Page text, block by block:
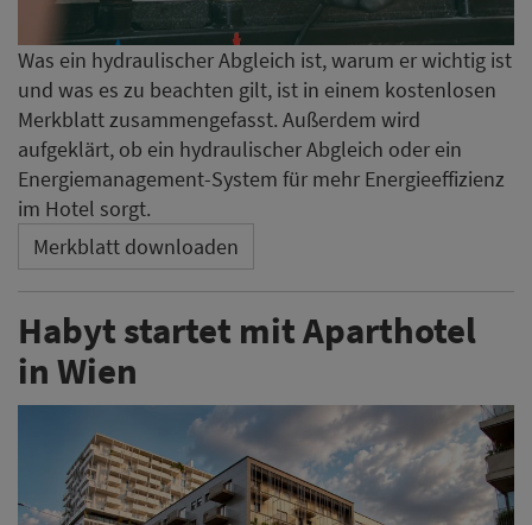
Was ein hydraulischer Abgleich ist, warum er wichtig ist
und was es zu beachten gilt, ist in einem kostenlosen
Merkblatt zusammengefasst. Außerdem wird
aufgeklärt, ob ein hydraulischer Abgleich oder ein
Energiemanagement-System für mehr Energieeffizienz
im Hotel sorgt.
Merkblatt downloaden
Habyt startet mit Aparthotel
in Wien